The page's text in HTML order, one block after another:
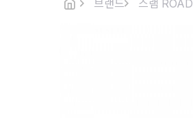
브랜드 스램 ROAD